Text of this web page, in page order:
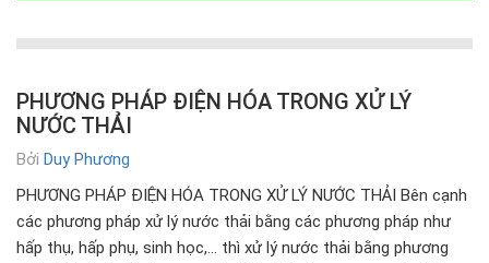
PHƯƠNG PHÁP ĐIỆN HÓA TRONG XỬ LÝ
NƯỚC THẢI
Bởi Duy Phương
PHƯƠNG PHÁP ĐIỆN HÓA TRONG XỬ LÝ NƯỚC THẢI Bên cạnh
các phương pháp xử lý nước thải bằng các phương pháp như
hấp thụ, hấp phụ, sinh học,… thì xử lý nước thải bằng phương